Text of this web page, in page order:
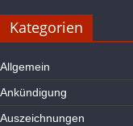
Kategorien
Allgemein
Ankündigung
Auszeichnungen